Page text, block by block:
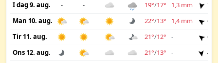
I dag 9. aug. - - 19°/17° 1,3 mm
7
Man 10. aug.
22°/13° 1,4 mm
6
Tir 11. aug.
21°/12° -
6
Ons 12. aug.
21°/13° -
4